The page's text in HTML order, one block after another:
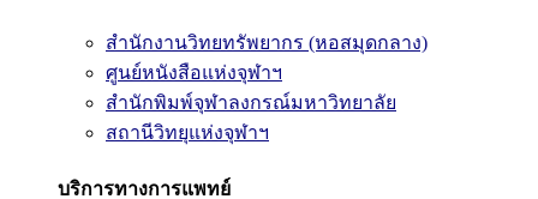
สำนักงานวิทยทรัพยากร (หอสมุดกลาง)
ศูนย์หนังสือแห่งจุฬาฯ
สำนักพิมพ์จุฬาลงกรณ์มหาวิทยาลัย
สถานีวิทยุแห่งจุฬาฯ
บริการทางการแพทย์